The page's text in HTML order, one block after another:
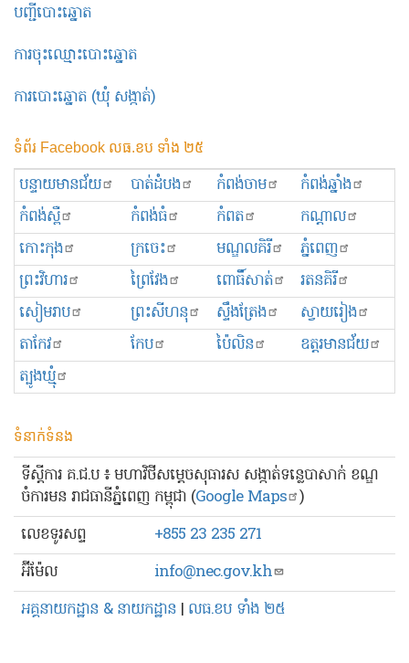
បញ្ជីបោះឆ្នោត
ការចុះឈ្មោះបោះឆ្នោត
ការបោះឆ្នោត (ឃុំ សង្កាត់)
ទំព័រ Facebook លធ.ខប ទាំង ២៥
បន្ទាយមានជ័យ បាត់ដំបង កំពង់ចាម
កំពង់ឆ្នាំង
កំពង់ស្ពឺ
កំពង់ធំ កំពត
កណ្ដាល
កោះកុង
ក្រចេះ មណ្ឌលគិរី
ភ្នំពេញ
ព្រះ​វិហារ
ព្រៃវែង ពោធិ៍សាត់
រតនគិរី
សៀមរាប
ព្រះសីហនុ ស្ទឹងត្រែង
ស្វាយរៀង
តាកែវ
កែប ប៉ៃលិន
ឧត្ដរមានជ័យ
ត្បូងឃ្មុំ
ទំនាក់ទំនង
ទីស្ដីការ គ.ជ.ប ៖ មហាវិថីសម្ដេចសុធារស សង្កាត់ទន្លេបាសាក់ ខណ្ឌ
ចំការមន រាជធានីភ្នំពេញ កម្ពុជា (Google Maps )
លេខ​ទូរសព្ទ
+855 23 235 271
អ៊ីម៉ែល
info@nec.gov.kh
អគ្គនាយកដ្ឋាន & នាយកដ្ឋាន | លធ.ខប ទាំង ២៥